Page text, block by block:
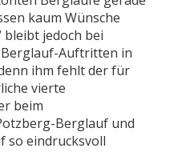
kaum Wünsche
bleibt jedoch bei
Berglauf-Auftritten in
ihm fehlt der für
vierte
beim
Berglauf und
so eindrucksvoll